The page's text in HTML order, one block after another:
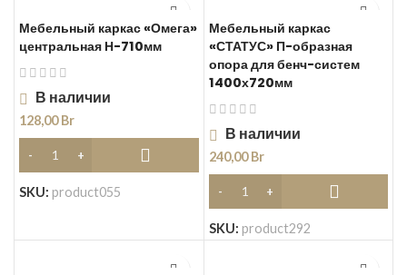
Мебельный каркас «Омега»
центральная Н-710мм
В наличии
128,00Br
SKU: product055
Мебельный каркас
«СТАТУС» П-образная
опора для бенч-систем
1400х720мм
В наличии
240,00Br
SKU: product292